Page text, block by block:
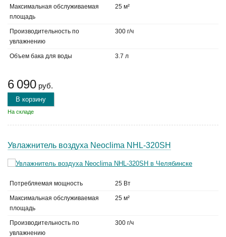
Максимальная обслуживаемая
площадь
25 м²
Производительность по
увлажнению
300 г/ч
Объем бака для воды 3.7 л
6 090 руб.
В корзину
На складе
Увлажнитель воздуха Neoclima NHL-320SH
Потребляемая мощность 25 Вт
Максимальная обслуживаемая
площадь
25 м²
Производительность по
увлажнению
300 г/ч